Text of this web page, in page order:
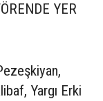
YER
Yargı Erki